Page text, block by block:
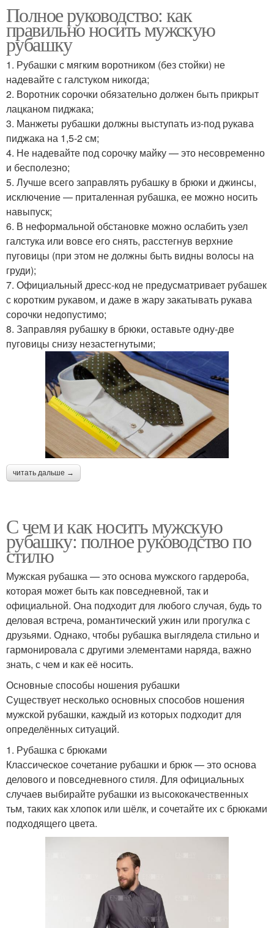
Полное руководство: как
правильно носить мужскую
рубашку
1. Рубашки с мягким воротником (без стойки) не
надевайте с галстуком никогда;
2. Воротник сорочки обязательно должен быть прикрыт
лацканом пиджака;
3. Манжеты рубашки должны выступать из-под рукава
пиджака на 1,5-2 см;
4. Не надевайте под сорочку майку — это несовременно
и бесполезно;
5. Лучше всего заправлять рубашку в брюки и джинсы,
исключение — приталенная рубашка, ее можно носить
навыпуск;
6. В неформальной обстановке можно ослабить узел
галстука или вовсе его снять, расстегнув верхние
пуговицы (при этом не должны быть видны волосы на
груди);
7. Официальный дресс-код не предусматривает рубашек
с коротким рукавом, и даже в жару закатывать рукава
сорочки недопустимо;
8. Заправляя рубашку в брюки, оставьте одну-две
пуговицы снизу незастегнутыми;
читать дальше →
С чем и как носить мужскую
рубашку: полное руководство по
стилю
Мужская рубашка — это основа мужского гардероба,
которая может быть как повседневной, так и
официальной. Она подходит для любого случая, будь то
деловая встреча, романтический ужин или прогулка с
друзьями. Однако, чтобы рубашка выглядела стильно и
гармонировала с другими элементами наряда, важно
знать, с чем и как её носить.
Основные способы ношения рубашки
Существует несколько основных способов ношения
мужской рубашки, каждый из которых подходит для
определённых ситуаций.
1. Рубашка с брюками
Классическое сочетание рубашки и брюк — это основа
делового и повседневного стиля. Для официальных
случаев выбирайте рубашки из высококачественных
тьм, таких как хлопок или шёлк, и сочетайте их с брюками
подходящего цвета.